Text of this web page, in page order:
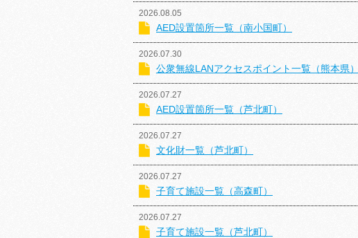
2026.08.05
AED設置箇所一覧（南小国町）
2026.07.30
公衆無線LANアクセスポイント一覧（熊本県）
2026.07.27
AED設置箇所一覧（芦北町）
2026.07.27
文化財一覧（芦北町）
2026.07.27
子育て施設一覧（高森町）
2026.07.27
子育て施設一覧（芦北町）